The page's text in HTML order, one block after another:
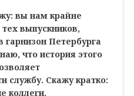
вы нам крайне
выпускников,
гарнизон Петербурга
что история этого
службу. Скажу кратко:
коллеги.